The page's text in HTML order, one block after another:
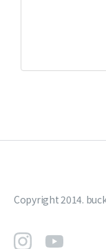
Copyright 2014.